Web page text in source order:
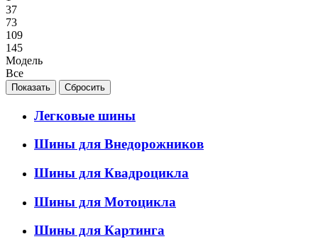
37
73
109
145
Модель
Все
Легковые шины
Шины для Внедорожников
Шины для Квадроцикла
Шины для Мотоцикла
Шины для Картинга